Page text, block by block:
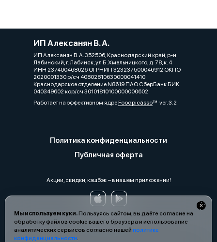
Мы используем куки.Пользуясь сайтом, вы даёте согласие на
обработку файлов cookie вашего браузера и использование
аналитических сервисов согласно нашей политике
конфиденциальности.
ИП Алексанян В. А.
ИП Алексанян В. А. 352506, Краснодарский край, р-н
Лабинский, г. Лабинск, ул Б.Хмельницкого, д. 78, к. 4
ИНН 237400468626 ОГРНИП 323237500046912 ОКПО
2020001330 р/сч 40802810630000041410
Краснодарское отделение N8619 ПАО СберБанк БИК
040349602 кор/сч 30101810100000000602
Работает на эффективном ядреFoodpicássover. 3.2
Политика конфиденциальности
Публичная оферта
Акции, скидки, кэшбэк − в нашем приложении!